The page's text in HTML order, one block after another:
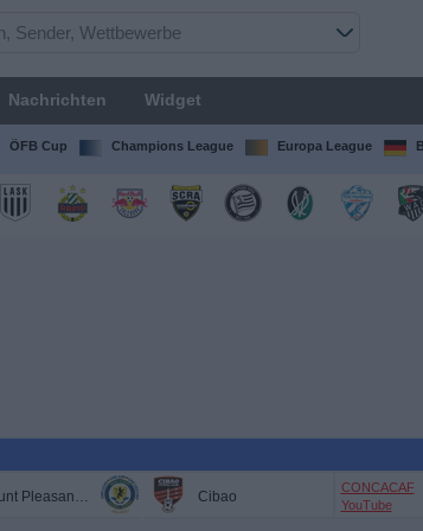
Nachrichten Widget
ÖFB Cup Champions League Europa League
Mount Pleasant FA Cibao
CONCACAF
YouTube